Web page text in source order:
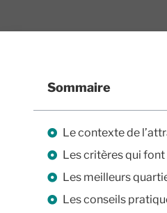
Sommaire
Le contexte de
Les critères qui font
Les meilleurs
Les conseils